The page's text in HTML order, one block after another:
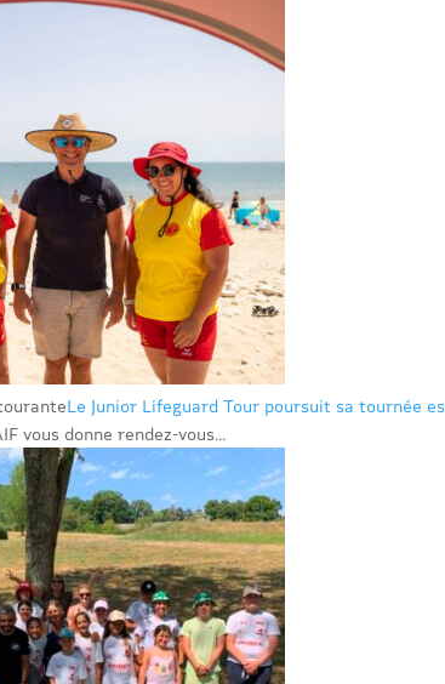
Le Junior Lifeguard Tour poursuit sa tournée
vous donne rendez-vous...